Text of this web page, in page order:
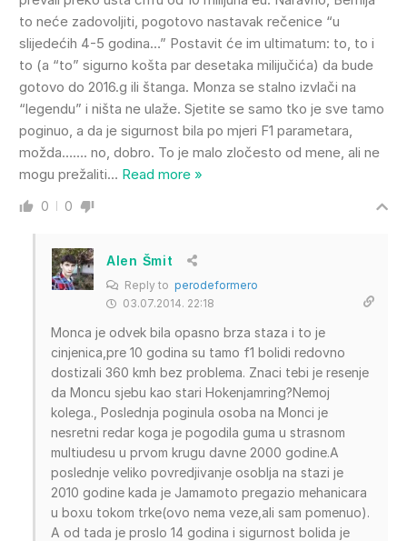
to neće zadovoljiti, pogotovo nastavak rečenice “u
slijedećih 4-5 godina…” Postavit će im ultimatum: to, to i
to (a “to” sigurno košta par desetaka milijučića) da bude
gotovo do 2016.g ili štanga. Monza se stalno izvlači na
“legendu” i ništa ne ulaže. Sjetite se samo tko je sve tamo
poginuo, a da je sigurnost bila po mjeri F1 parametara,
možda……. no, dobro. To je malo zločesto od mene, ali ne
mogu prežaliti… Read more »
0 0
Alen Šmit
Reply to perodeformero
03.07.2014. 22:18
Monca je odvek bila opasno brza staza i to je
cinjenica,pre 10 godina su tamo f1 bolidi redovno
dostizali 360 kmh bez problema. Znaci tebi je resenje
da Moncu sjebu kao stari Hokenjamring?Nemoj
kolega., Poslednja poginula osoba na Monci je
nesretni redar koga je pogodila guma u strasnom
multiudesu u prvom krugu davne 2000 godine.A
poslednje veliko povredjivanje osoblja na stazi je
2010 godine kada je Jamamoto pregazio mehanicara
u boxu tokom trke(ovo nema veze,ali sam pomenuo).
A od tada je proslo 14 godina i sigurnost bolida je